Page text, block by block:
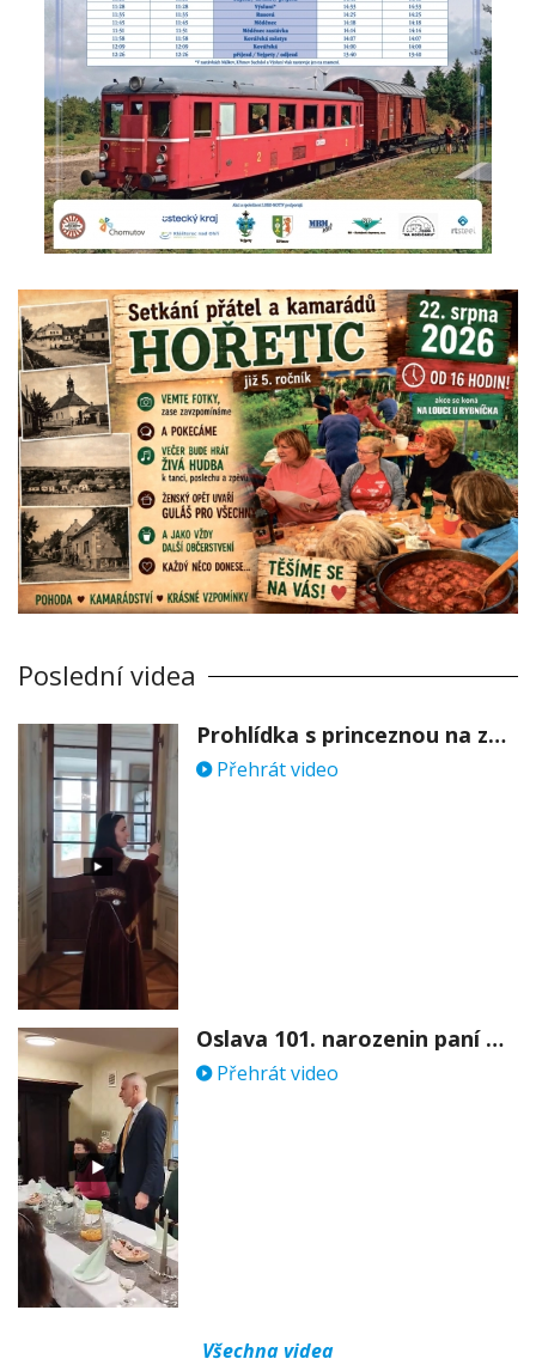
Poslední videa
Prohlídka s princeznou na zámku Stekník
Přehrát video
Oslava 101. narozenin paní Věry Skořepové
Přehrát video
Všechna videa